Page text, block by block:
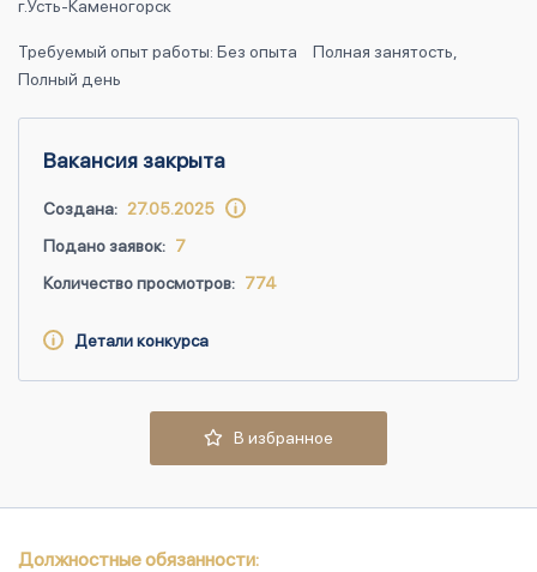
г.Усть-Каменогорск
Требуемый опыт работы: Без опыта
Полная занятость,
Полный день
Вакансия закрыта
Создана: 27.05.2025
Подано заявок: 7
Количество просмотров: 774
Детали конкурса
В избранное
Должностные обязанности: